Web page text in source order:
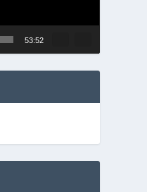
53:52